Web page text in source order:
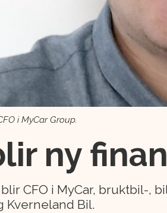
i MyCar Group.
ny
CFO i MyCar, bruktbil-,
Kverneland Bil.